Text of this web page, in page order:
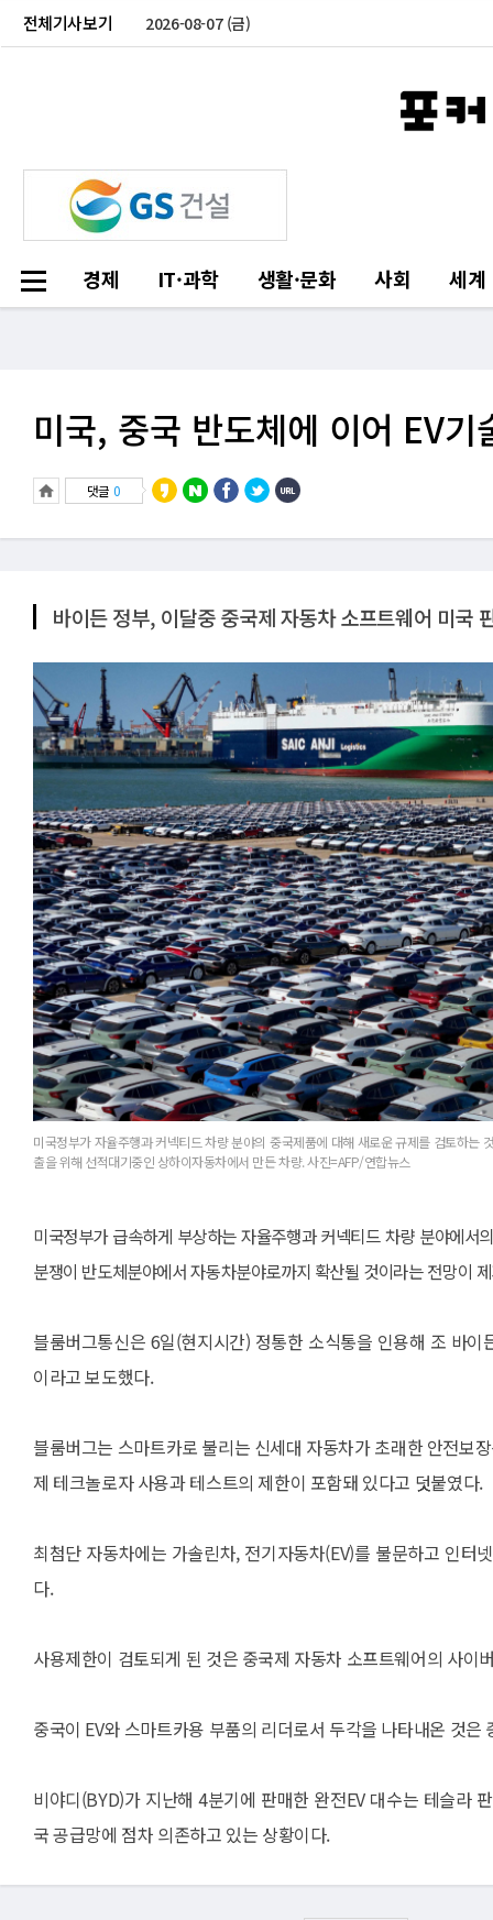
전체기사보기 2026-08-07 (금)
경제 IT·과학 생활·문화 사회 세계
미국, 중국 반도체에 이어 EV
댓글 0
바이든 정부, 이달중 중국제 자동차 소프트웨어 미국
미국정부가 자율주행과 커넥티드 차량 분야의 중국제품에 대해 새로운 규제를 검토하는
출을 위해 선적대기중인 상하이자동차에서 만든 차량. 사진=AFP/연합뉴스
미국정부가 급속하게 부상하는 자율주행과 커넥티드 차량 분야에
분쟁이 반도체분야에서 자동차분야로까지 확산될 것이라는 전망이
블룸버그통신은 6일(현지시간) 정통한 소식통을 인용해 조 바
이라고 보도했다.
블룸버그는 스마트카로 불리는 신세대 자동차가 초래한 안전보
제 테크놀로자 사용과 테스트의 제한이 포함돼 있다고 덧붙였다.
최첨단 자동차에는 가솔린차, 전기자동차(EV)를 불문하고 인
다.
사용제한이 검토되게 된 것은 중국제 자동차 소프트웨어의 사
중국이 EV와 스마트카용 부품의 리더로서 두각을 나타내온 것
비야디(BYD)가 지난해 4분기에 판매한 완전EV 대수는 테슬라
국 공급망에 점차 의존하고 있는 상황이다.